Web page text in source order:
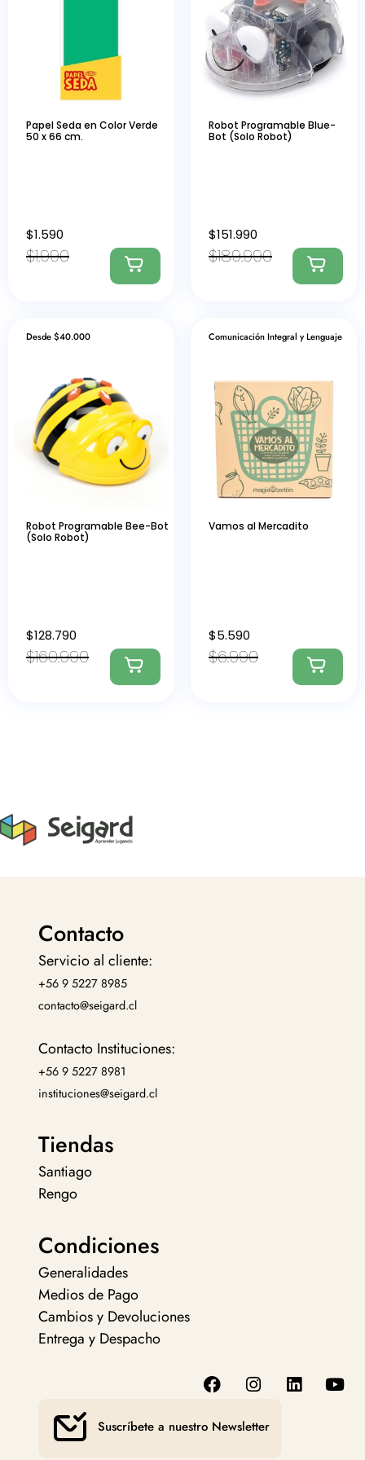
Papel Seda en Color Verde
50 x 66 cm.
$1.990
$1.590
Robot Programable Blue-
Bot (Solo Robot)
$189.990
$151.990
Desde $40.000
Robot Programable Bee-Bot
(Solo Robot)
$160.990
$128.790
Comunicación Integral y Lenguaje
Vamos al Mercadito
$6.990
$5.590
Contacto
Servicio al cliente:
+56 9 5227 8985
contacto@seigard.cl
Contacto Instituciones:
+56 9 5227 8981
instituciones@seigard.cl
Tiendas
Santiago
Rengo
Condiciones
Generalidades
Medios de Pago
Cambios y Devoluciones
Entrega y Despacho
Suscríbete a nuestro Newsletter